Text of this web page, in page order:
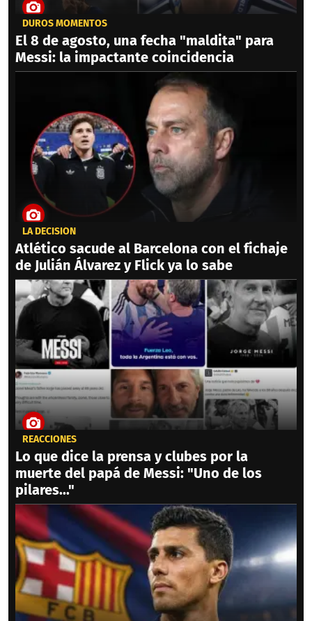
DUROS MOMENTOS
El 8 de agosto, una fecha "maldita" para
Messi: la impactante coincidencia
LA DECISIÓN
Atlético sacude al Barcelona con el fichaje
de Julián Álvarez y Flick ya lo sabe
REACCIONES
Lo que dice la prensa y clubes por la
muerte del papá de Messi: "Uno de los
pilares..."